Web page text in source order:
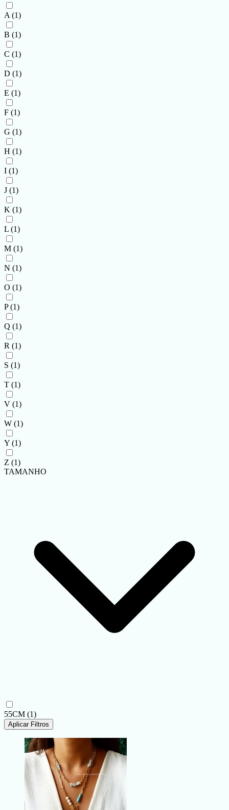
A (1)
B (1)
C (1)
D (1)
E (1)
F (1)
G (1)
H (1)
I (1)
J (1)
K (1)
L (1)
M (1)
N (1)
O (1)
P(1)
Q (1)
R (1)
S (1)
T (1)
V (1)
W (1)
Y (1)
Z (1)
TAMANHO
55CM (1)
Aplicar Filtros